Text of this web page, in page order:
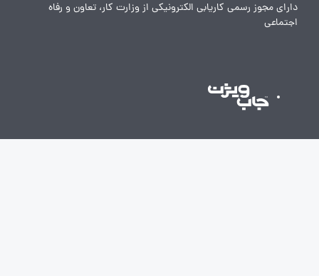
دارای مجوز رسمی کاریابی الکترونیکی از وزارت کار، تعاون و رفاه
اجتماعی